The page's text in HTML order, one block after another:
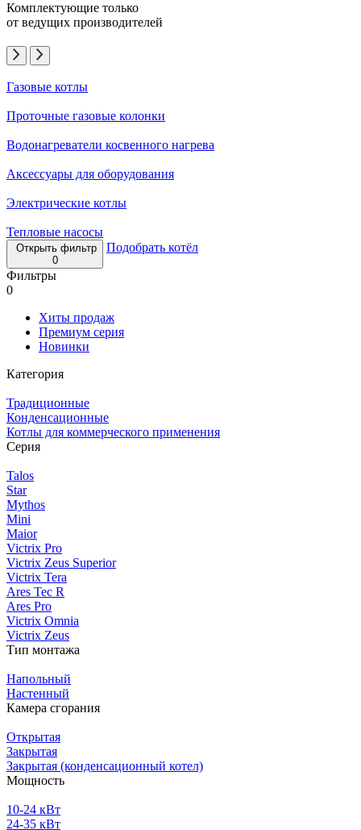
Комплектующие только
от ведущих производителей
Газовые котлы
Проточные газовые колонки
Водонагреватели косвенного нагрева
Аксессуары для оборудования
Электрические котлы
Тепловые насосы
Открыть фильтр
0
Подобрать котёл
Фильтры
0
Хиты продаж
Премиум серия
Новинки
Категория
Традиционные
Конденсационные
Котлы для коммерческого применения
Серия
Talos
Star
Mythos
Mini
Maior
Victrix Pro
Victrix Zeus Superior
Victrix Tera
Ares Tec R
Ares Pro
Victrix Omnia
Victrix Zeus
Тип монтажа
Напольный
Настенный
Камера сгорания
Открытая
Закрытая
Закрытая (конденсационный котел)
Мощность
10-24 кВт
24-35 кВт